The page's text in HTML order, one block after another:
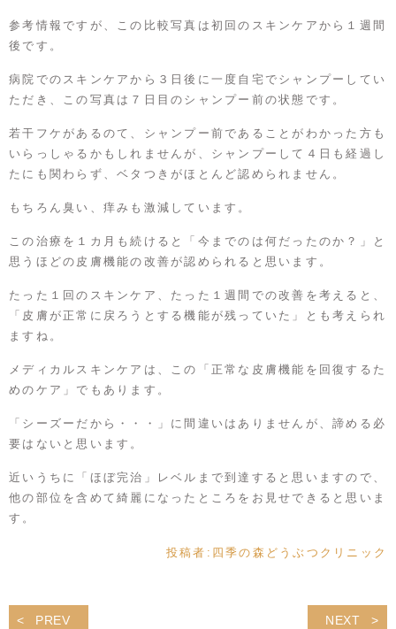
参考情報ですが、この比較写真は初回のスキンケアから１週間
後です。
病院でのスキンケアから３日後に一度自宅でシャンプーしてい
ただき、この写真は７日目のシャンプー前の状態です。
若干フケがあるのて、シャンプー前であることがわかった方も
いらっしゃるかもしれませんが、シャンプーして４日も経過し
たにも関わらず、ベタつきがほとんど認められません。
もちろん臭い、痒みも激減しています。
この治療を１カ月も続けると「今までのは何だったのか？」と
思うほどの皮膚機能の改善が認められると思います。
たった１回のスキンケア、たった１週間での改善を考えると、
「皮膚が正常に戻ろうとする機能が残っていた」とも考えられ
ますね。
メディカルスキンケアは、この「正常な皮膚機能を回復するた
めのケア」でもあります。
「シーズーだから・・・」に間違いはありませんが、諦める必
要はないと思います。
近いうちに「ほぼ完治」レベルまで到達すると思いますので、
他の部位を含めて綺麗になったところをお見せできると思いま
す。
投稿者: 四季の森どうぶつクリニック
PREV NEXT